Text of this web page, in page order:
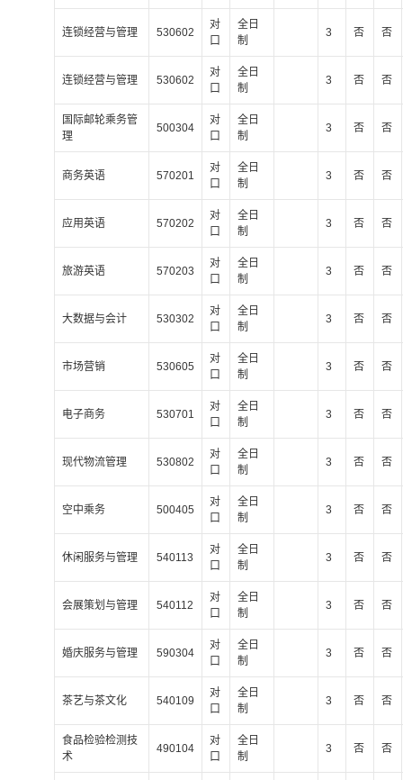
连锁经营与管理 530602
对
口
全日
制
3 否 否
连锁经营与管理 530602
对
口
全日
制
3 否 否
国际邮轮乘务管
理
500304
对
口
全日
制
3 否 否
商务英语 570201
对
口
全日
制
3 否 否
应用英语 570202
对
口
全日
制
3 否 否
旅游英语 570203
对
口
全日
制
3 否 否
大数据与会计 530302
对
口
全日
制
3 否 否
市场营销 530605
对
口
全日
制
3 否 否
电子商务 530701
对
口
全日
制
3 否 否
现代物流管理 530802
对
口
全日
制
3 否 否
空中乘务 500405
对
口
全日
制
3 否 否
休闲服务与管理 540113
对
口
全日
制
3 否 否
会展策划与管理 540112
对
口
全日
制
3 否 否
婚庆服务与管理 590304
对
口
全日
制
3 否 否
茶艺与茶文化 540109
对
口
全日
制
3 否 否
食品检验检测技
术
490104
对
口
全日
制
3 否 否